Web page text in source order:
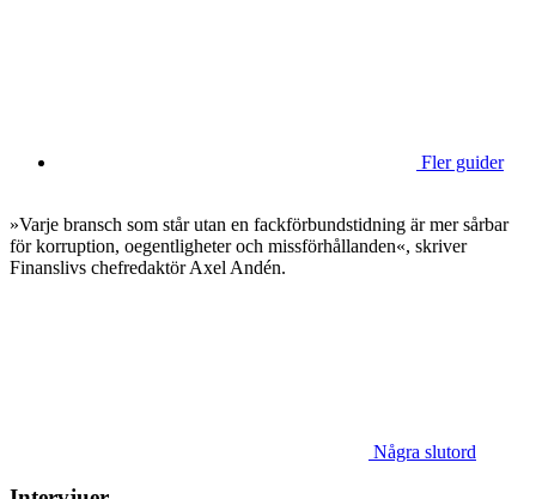
Fler guider
»Varje bransch som står utan en fackförbundstidning är mer sårbar
för korruption, oegentligheter och missförhållanden«, skriver
Finanslivs chefredaktör Axel Andén.
Några slutord